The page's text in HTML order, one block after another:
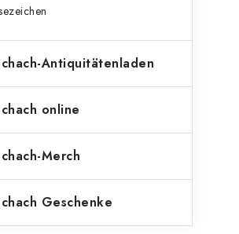
Antiquitätenladen
online
Merch
Geschenke